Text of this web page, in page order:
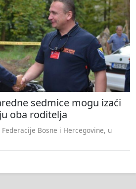
sedmice mogu izaći
oba roditelja
Bosne i Hercegovine, u